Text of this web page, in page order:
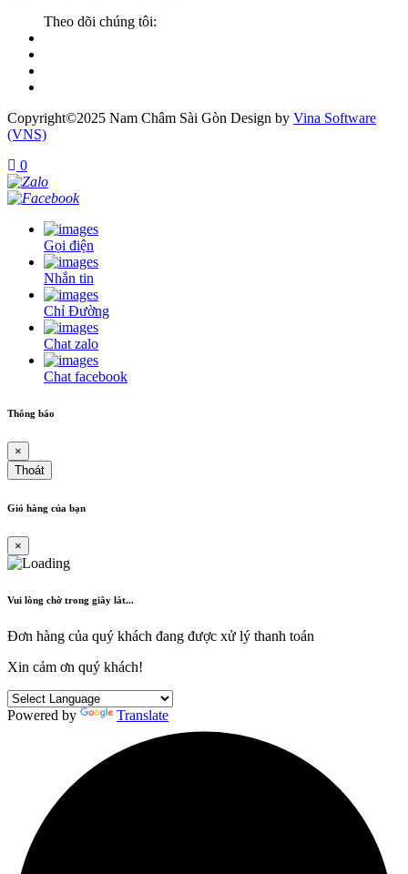
Theo dõi chúng tôi:
Copyright©2025 Nam Châm Sài Gòn Design by Vina Software
(VNS)
0
Gọi điện
Nhắn tin
Chỉ Đường
Chat zalo
Chat facebook
Thông báo
×
Thoát
Giỏ hàng của bạn
×
Vui lòng chờ trong giây lát...
Đơn hàng của quý khách đang được xử lý thanh toán
Xin cảm ơn quý khách!
Powered by Translate